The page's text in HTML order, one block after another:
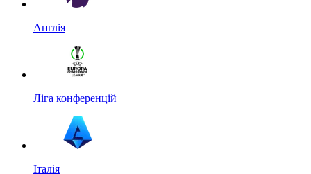
Англія
Ліга конференцій
Італія